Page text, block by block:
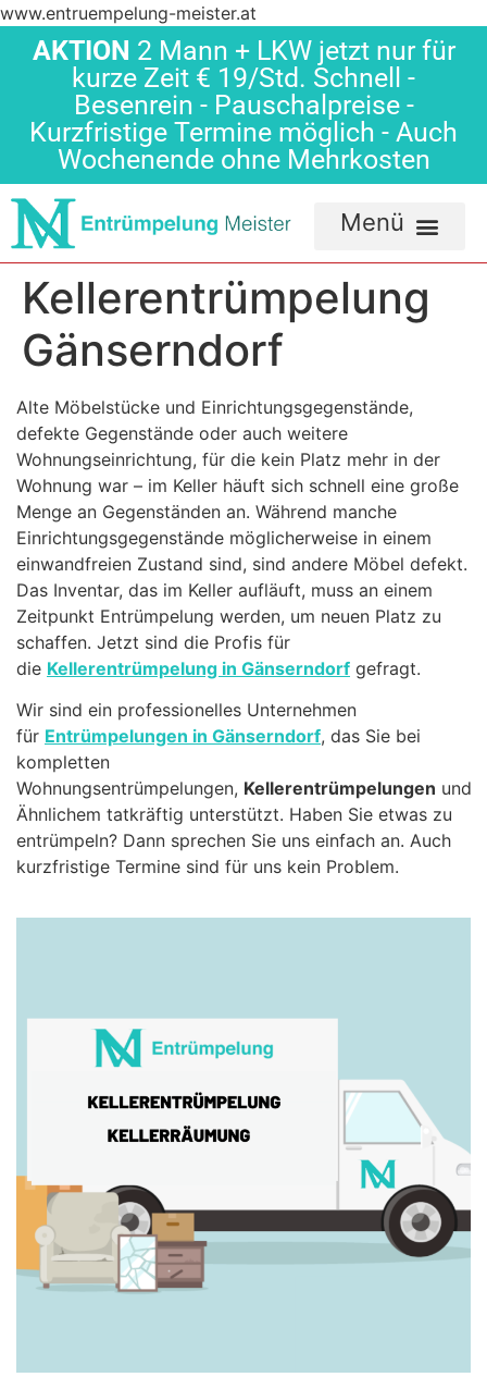
www.entruempelung-meister.at
AKTION 2 Mann + LKW jetzt nur für
kurze Zeit € 19/Std. Schnell -
Besenrein - Pauschalpreise -
Kurzfristige Termine möglich - Auch
Wochenende ohne Mehrkosten
Kellerentrümpelung
Gänserndorf
Alte Möbelstücke und Einrichtungsgegenstände,
defekte Gegenstände oder auch weitere
Wohnungseinrichtung, für die kein Platz mehr in der
Wohnung war – im Keller häuft sich schnell eine große
Menge an Gegenständen an. Während manche
Einrichtungsgegenstände möglicherweise in einem
einwandfreien Zustand sind, sind andere Möbel defekt.
Das Inventar, das im Keller aufläuft, muss an einem
Zeitpunkt Entrümpelung werden, um neuen Platz zu
schaffen. Jetzt sind die Profis für
die Kellerentrümpelung in Gänserndorf gefragt.
Wir sind ein professionelles Unternehmen
für Entrümpelungen in Gänserndorf, das Sie bei
kompletten
Wohnungsentrümpelungen, Kellerentrümpelungen und
Ähnlichem tatkräftig unterstützt. Haben Sie etwas zu
entrümpeln? Dann sprechen Sie uns einfach an. Auch
kurzfristige Termine sind für uns kein Problem.